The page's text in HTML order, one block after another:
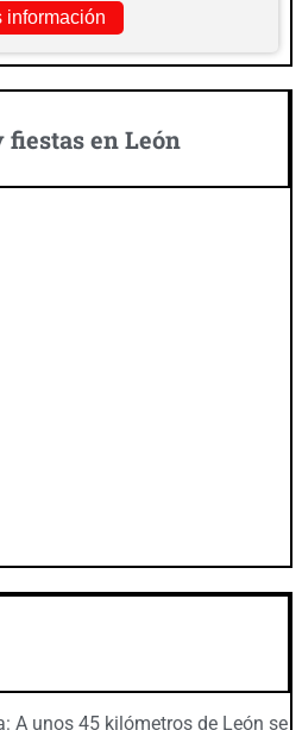
información
fiestas en León
A unos 45 kilómetros de León se